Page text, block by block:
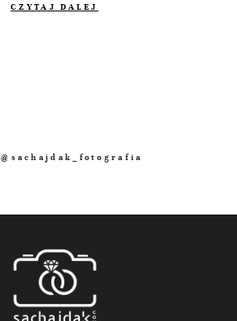
CZYTAJ DALEJ
@sachajdak_fotografia